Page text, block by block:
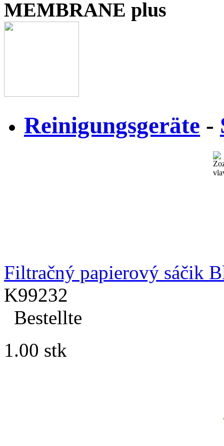
MEMBRANE plus
Reinigungsgeräte -
Filtračný papierový sáčik
K99232
Bestellte
1.00 stk